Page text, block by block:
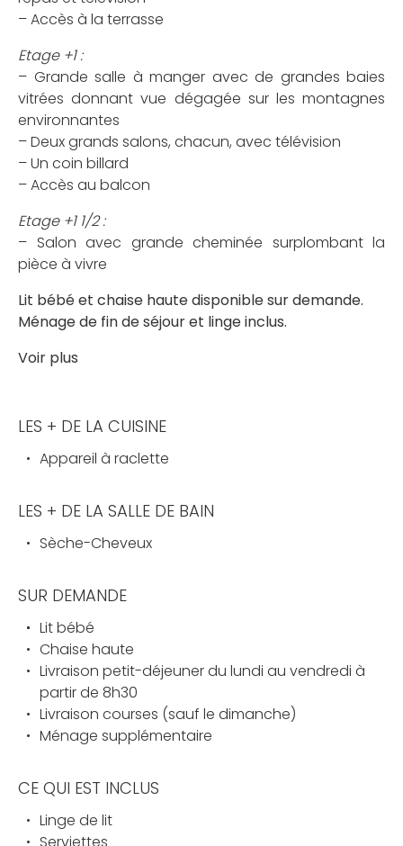
– Accès à la terrasse
Etage +1 :
– Grande salle à manger avec de grandes baies
vitrées donnant vue dégagée sur les montagnes
environnantes
– Deux grands salons, chacun, avec télévision
– Un coin billard
– Accès au balcon
Etage +1 1/2 :
– Salon avec grande cheminée surplombant la
pièce à vivre
Lit bébé et chaise haute disponible sur demande.
Ménage de fin de séjour et linge inclus.
Voir plus
LES + DE LA CUISINE
Appareil à raclette
LES + DE LA SALLE DE BAIN
Sèche-Cheveux
SUR DEMANDE
Lit bébé
Chaise haute
Livraison petit-déjeuner du lundi au vendredi à
partir de 8h30
Livraison courses (sauf le dimanche)
Ménage supplémentaire
CE QUI EST INCLUS
Linge de lit